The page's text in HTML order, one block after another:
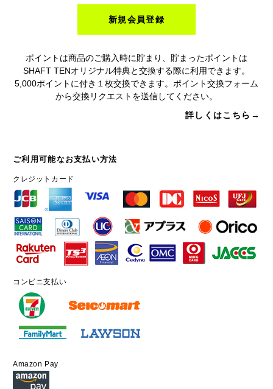
新規会員登録
ポイントは商品のご購入時に貯まり、貯まったポイントは
SHAFT TENオリジナル特典と交換する際に利用できます。
5,000ポイントに付き１枚交換できます。ポイント交換フォーム
から交換リクエストを送信してください。
詳しくはこちら→
ご利用可能なお支払い方法
クレジットカード
コンビニ支払い
Amazon Pay